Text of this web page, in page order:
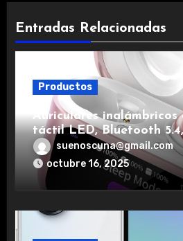
Entradas Relacionadas
Productos
Auriculares
táctil LED, Bluetooth
ruido, impermeables y
suenoscuna@gmail.com
octubre 16, 2025